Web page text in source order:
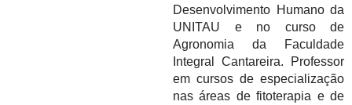
Desenvolvimento Humano da
UNITAU e no curso de
Agronomia da Faculdade
Integral Cantareira. Professor
em cursos de especialização
nas áreas de fitoterapia e de